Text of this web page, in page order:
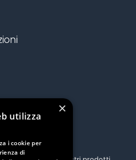
×
utilizza
i cookie per
di